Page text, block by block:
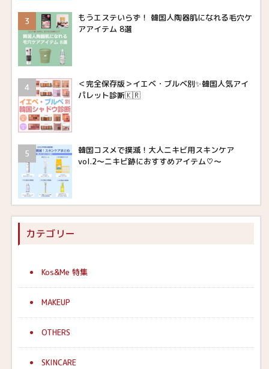
もうエステいらず！ 韓国人陶器肌になれる毛穴ケ
アアイテム 8選
＜完全保存版＞イエベ・ブルベ別✨韓国人気アイ
パレット診断🇰🇷
韓国コスメで撲滅！大人ニキビ用スキンケア
vol.2〜ニキビ跡におすすめアイテム♡〜
カテゴリー
Kos&Me 特集
MAKEUP
OTHERS
SKINCARE